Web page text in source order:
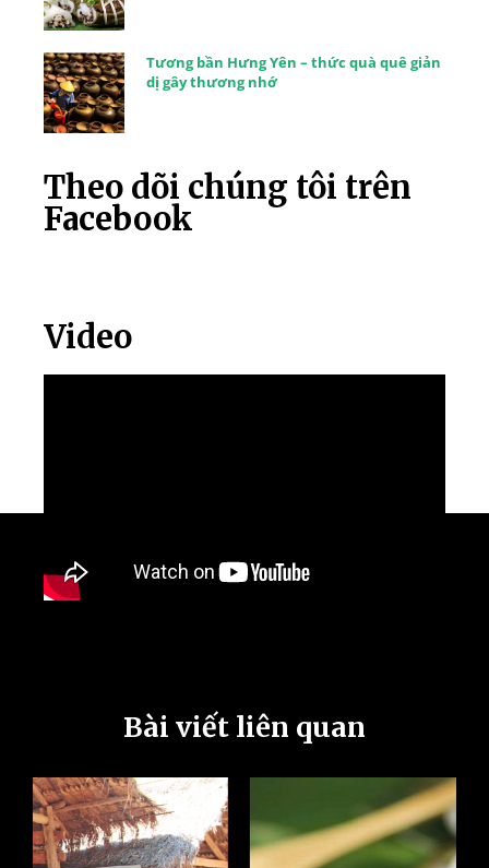
Tương bần Hưng Yên – thức quà quê giản
dị gây thương nhớ
Theo dõi chúng tôi trên
Facebook
Video
Bài viết liên quan